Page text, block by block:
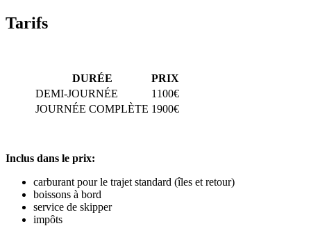
Tarifs
DURÉE
PRIX
DEMI-JOURNÉE
1100€
JOURNÉE COMPLÈTE 1900€
Inclus dans le prix:
carburant pour le trajet standard (îles et retour)
boissons à bord
service de skipper
impôts